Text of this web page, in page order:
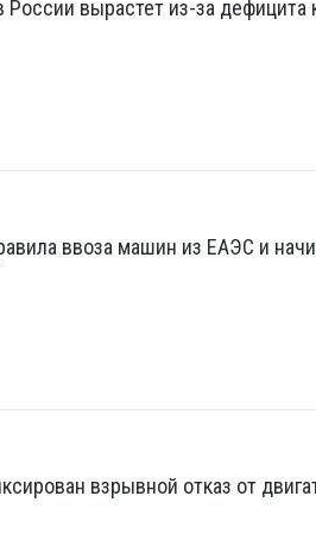
вырастет из-за дефицита
ввоза машин из ЕАЭС и
взрывной отказ от